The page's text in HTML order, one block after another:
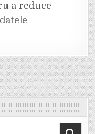
a reduce